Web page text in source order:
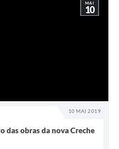
10 MAI 2019
MAI
10
das obras da nova Creche